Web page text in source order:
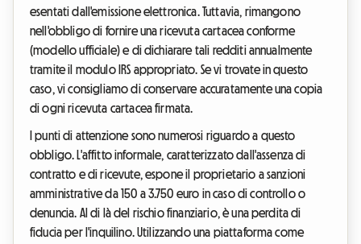
esentati dall'emissione elettronica. Tuttavia, rimangono
nell'obbligo di fornire una ricevuta cartacea conforme
(modello ufficiale) e di dichiarare tali redditi annualmente
tramite il modulo IRS appropriato. Se vi trovate in questo
caso, vi consigliamo di conservare accuratamente una copia
di ogni ricevuta cartacea firmata.
I punti di attenzione sono numerosi riguardo a questo
obbligo. L'affitto informale, caratterizzato dall'assenza di
contratto e di ricevute, espone il proprietario a sanzioni
amministrative da 150 a 3.750 euro in caso di controllo o
denuncia. Al di là del rischio finanziario, è una perdita di
fiducia per l'inquilino. Utilizzando una piattaforma come